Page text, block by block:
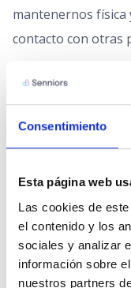
Consentimiento
Esta página web
Las cookies de
el contenido y los
sociales y analizar
información sobre
nuestros partners
mantenernos física
contacto con otras
Una agenda
clases de arte o
o proyectos
brindan la
intereses similares.
nuestra autonomía
aislamiento o